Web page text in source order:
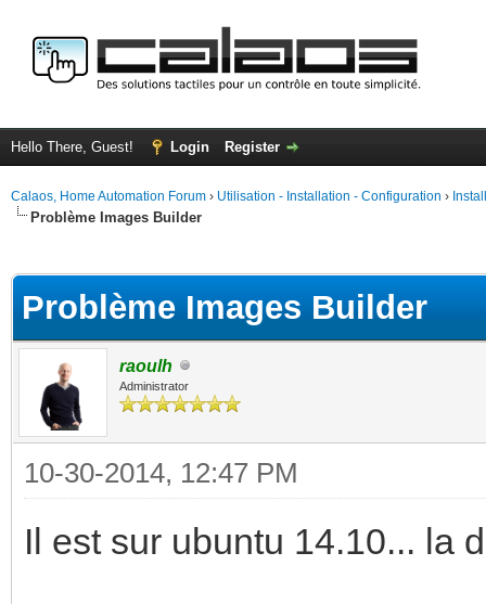
Hello There, Guest! Login Register
Calaos, Home Automation Forum › Utilisation - Installation - Configuration ›
Problème Images Builder
Problème Images Builder
raoulh
Administrator
10-30-2014, 12:47 PM
Il est sur ubuntu 14.10... la